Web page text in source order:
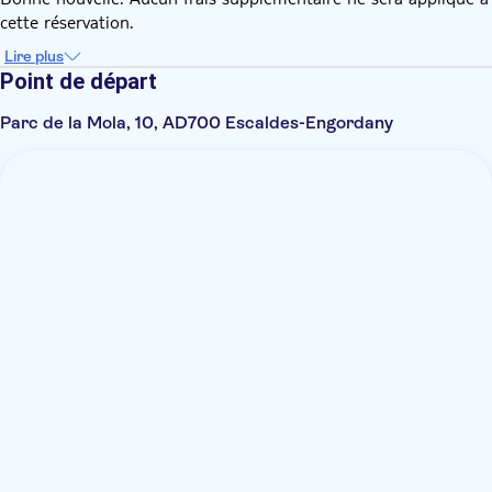
cette réservation.
Lire plus
Point de départ
Parc de la Mola, 10, AD700 Escaldes-Engordany